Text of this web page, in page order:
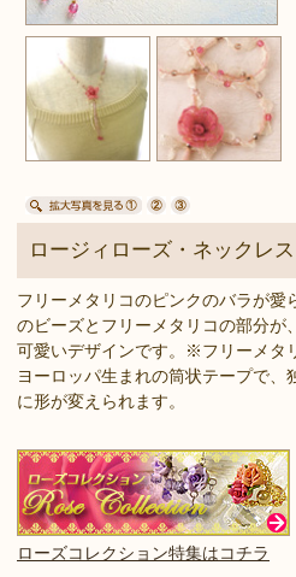
ロージィローズ・ネックレス
フリーメタリコのピンクのバラが愛
のビーズとフリーメタリコの部分が
可愛いデザインです。※フリーメタ
ヨーロッパ生まれの筒状テープで、
に形が変えられます。
ローズコレクション特集はコチラ